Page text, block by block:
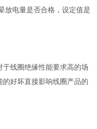
放电量是否合格，设定值是
线圈绝缘性能要求高的场
好坏直接影响线圈产品的